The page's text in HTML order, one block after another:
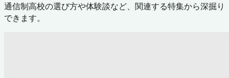
通信制高校の選び方や体験談など、関連する特集から深掘り
できます。